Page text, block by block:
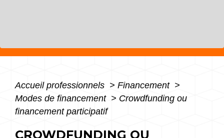
Accueil professionnels > Financement >
Modes de financement > Crowdfunding ou
financement participatif
CROWDFUNDING OU